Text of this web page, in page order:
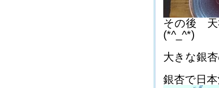
その後 天
(*^_^*)
大きな銀
銀杏で日